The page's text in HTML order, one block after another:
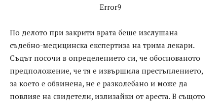
Error9
По делото при закрити врата беше изслушана
съдебно-медицинска експертиза на трима лекари.
Съдът посочи в определението си, че обоснованото
предположение, че тя е извършила престъплението,
за което е обвинена, не е разколебано и може да
повлияе на свидетели, излизайки от ареста. В същото